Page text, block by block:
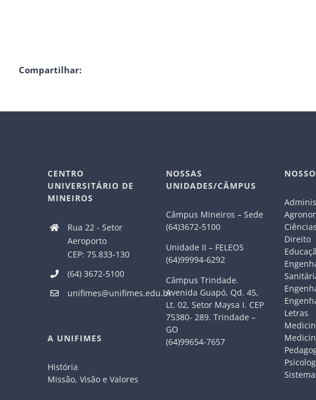
Compartilhar:
CENTRO
UNIVERSITÁRIO DE
MINEIROS
Rua 22 - Setor
Aeroporto
CEP: 75.833-130
(64) 3672-5100
unifimes@unifimes.edu.br
A UNIFIMES
História
Missão, Visão e Valores
NOSSAS
UNIDADES/CÂMPUS
Câmpus Mineiros – Sede
(64)3672-5100
Unidade II – FELEOS
(64)99994-6292
Câmpus Trindade.
Avenida Guapó, Qd. 45,
Lt. 02, Setor Maysa I. CEP
75380- 289. Trindade –
GO
(64)99654-7657
Direito
Letras